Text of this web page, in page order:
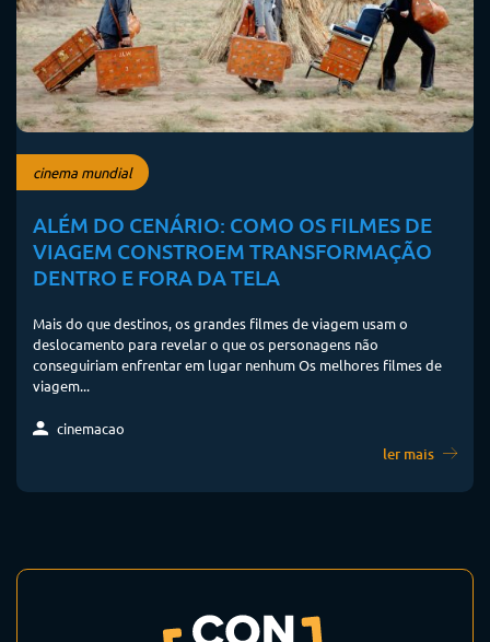
cinema mundial
ALÉM DO CENÁRIO: COMO OS FILMES DE
VIAGEM CONSTROEM TRANSFORMAÇÃO
DENTRO E FORA DA TELA
Mais do que destinos, os grandes filmes de viagem usam o
deslocamento para revelar o que os personagens não
conseguiriam enfrentar em lugar nenhum Os melhores filmes de
viagem...
cinemacao
ler mais